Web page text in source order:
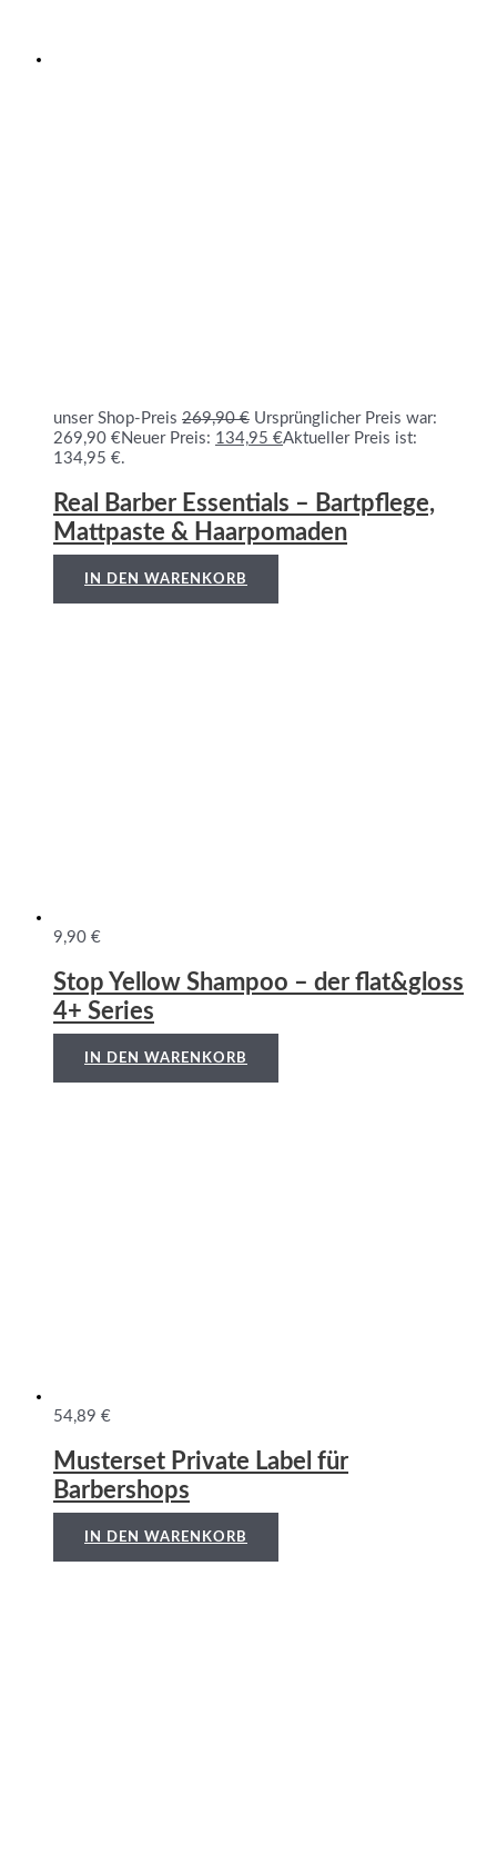
unser Shop-Preis 269,90€ Ursprünglicher Preis war:
269,90 €Neuer Preis: 134,95 €Aktueller Preis ist:
134,95 €.
Real Barber Essentials – Bartpflege,
Mattpaste & Haarpomaden
IN DEN WARENKORB
9,90 €
Stop Yellow Shampoo – der flat&gloss
4+ Series
IN DEN WARENKORB
54,89 €
Musterset Private Label für
Barbershops
IN DEN WARENKORB